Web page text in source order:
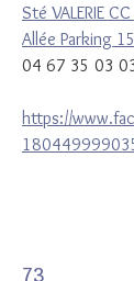
Sté VALERIE
Allée Parking
04 67 35 03
https://
73